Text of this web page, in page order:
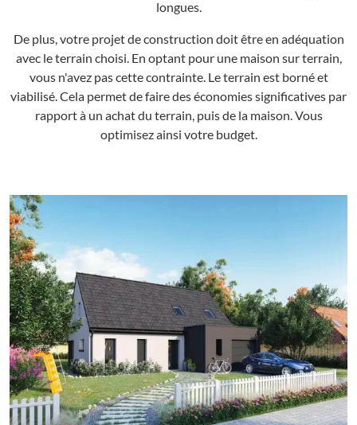
longues.
De plus, votre projet de construction doit être en adéquation
avec le terrain choisi. En optant pour une maison sur terrain,
vous n'avez pas cette contrainte. Le terrain est borné et
viabilisé. Cela permet de faire des économies significatives par
rapport à un achat du terrain, puis de la maison. Vous
optimisez ainsi votre budget.